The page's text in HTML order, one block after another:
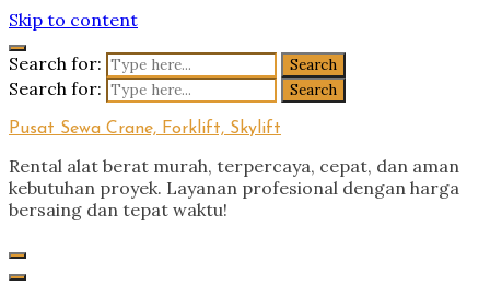
Skip to content
Search for:
Search for:
Pusat Sewa Crane, Forklift, Skylift
Rental alat berat murah, terpercaya, cepat, dan aman
kebutuhan proyek. Layanan profesional dengan harga
bersaing dan tepat waktu!